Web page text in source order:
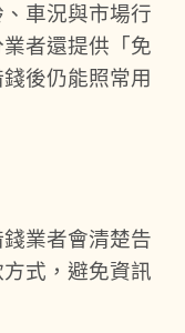
車況與市場行
者還提供「免
後仍能照常用
業者會清楚告
式，避免資訊